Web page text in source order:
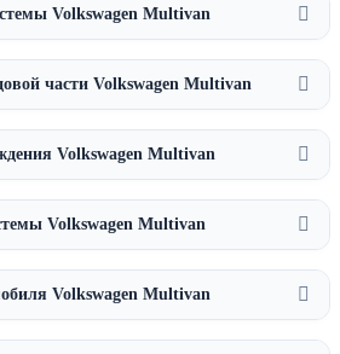
Volkswagen Multivan
части Volkswagen Multivan
Volkswagen Multivan
Volkswagen Multivan
Volkswagen Multivan